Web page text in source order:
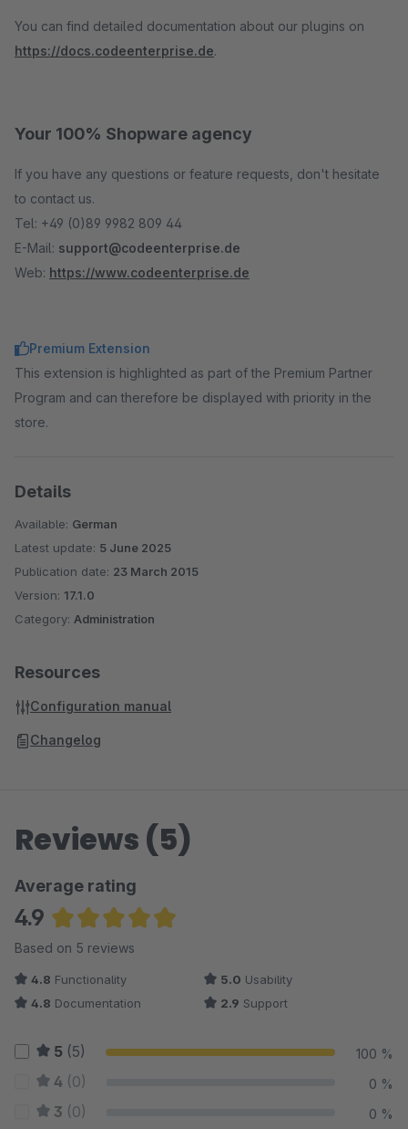
You can find detailed documentation about our plugins on
https://docs.codeenterprise.de.
Your 100% Shopware agency
If you have any questions or feature requests, don't hesitate
to contact us.
Tel: +49 (0)89 9982 809 44
E-Mail: support@codeenterprise.de
Web: https://www.codeenterprise.de
Premium Extension
This extension is highlighted as part of the Premium Partner
Program and can therefore be displayed with priority in the
store.
Details
Available: German
Latest update: 5 June 2025
Publication date: 23 March 2015
Version: 17.1.0
Category: Administration
Resources
Configuration manual
Changelog
Reviews (5)
Average rating
4.9
Average rating of 4.9 out of 5 stars
Based on 5 reviews
4.8 Functionality 5.0 Usability
4.8 Documentation 2.9 Support
5 (5) 100 %
4 (0) 0 %
3 (0) 0 %